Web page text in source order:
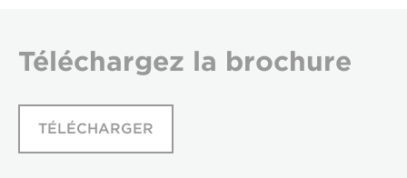
Téléchargez la brochure
TÉLÉCHARGER